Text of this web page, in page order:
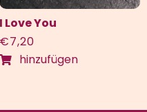
I Love You
€7,20
hinzufügen